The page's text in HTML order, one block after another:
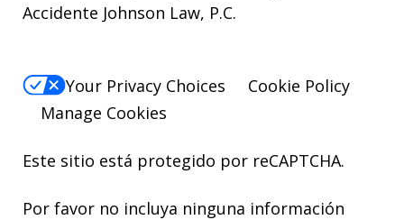
Accidente Johnson Law, P.C.
Your Privacy Choices
Cookie Policy
Manage Cookies
Este sitio está protegido por reCAPTCHA.
Por favor no incluya ninguna información